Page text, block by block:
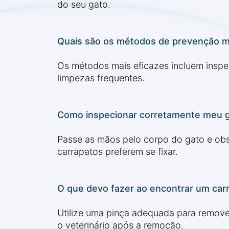
do seu gato.
Quais são os métodos de prevenção
Os métodos mais eficazes incluem
limpezas frequentes.
Como inspecionar corretamente meu
Passe as mãos pelo corpo do gato e
carrapatos preferem se fixar.
O que devo fazer ao encontrar um
Utilize uma pinça adequada para
o veterinário após a remoção.